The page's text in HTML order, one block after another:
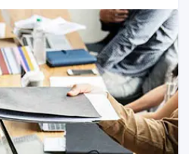
в расходы
работающему по